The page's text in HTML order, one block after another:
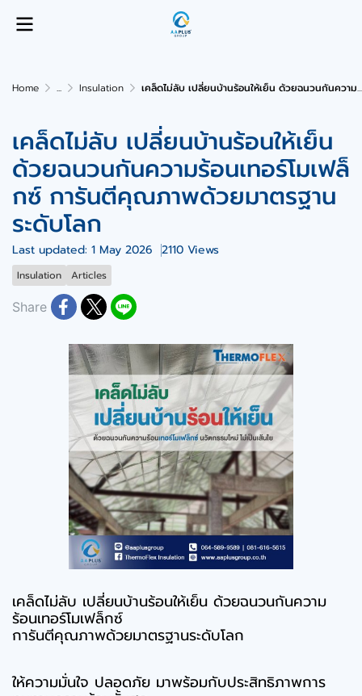
Home ... Insulation เคล็ดไม่ลับ เปลี่ยนบ้านร้อนให้เย็น ด้วยฉนวนกันความร้อนเทอร์โมเฟล็กซ์ การันตีคุณภาพด้วยมาตรฐานระดับโลก
เคล็ดไม่ลับ เปลี่ยนบ้านร้อนให้เย็น
ด้วยฉนวนกันความร้อนเทอร์โมเฟล็
กซ์ การันตีคุณภาพด้วยมาตรฐาน
ระดับโลก
Last updated: 1 May 2026 2110 Views
Insulation Articles
Share
เคล็ดไม่ลับ เปลี่ยนบ้านร้อนให้เย็น ด้วยฉนวนกันความ
ร้อนเทอร์โมเฟล็กซ์
การันตีคุณภาพด้วยมาตรฐานระดับโลก
ให้ความมั่นใจ ปลอดภัย มาพร้อมกับประสิทธิภาพการ